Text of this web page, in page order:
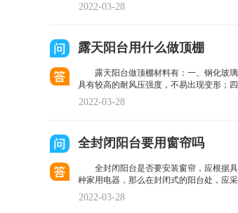
2022-03-28
露天阳台用什么做顶棚
露天阳台做顶棚材料有：一、钢化玻
具有较高的耐风压强度，不易出现变形；
2022-03-28
全封闭阳台要用窗帘吗
全封闭阳台是否要安装窗帘，应根据
种家用电器，那么在封闭式的阳台处，应
2022-03-28